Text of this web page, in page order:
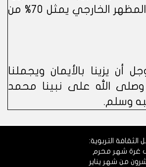
ومن ذلك فإن : المظهر الخارجي يمثل 70% من
أن يزينا بالأيمان ويجملنا
وصلى الله على نبينا محمد
وسلم.
التربوية:
غرة شهر محرم
من شهر يناير